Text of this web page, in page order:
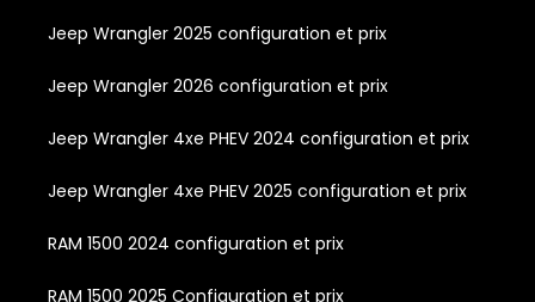
Jeep Wrangler 2025 configuration et prix
Jeep Wrangler 2026 configuration et prix
Jeep Wrangler 4xe PHEV 2024 configuration et prix
Jeep Wrangler 4xe PHEV 2025 configuration et prix
RAM 1500 2024 configuration et prix
RAM 1500 2025 Configuration et prix